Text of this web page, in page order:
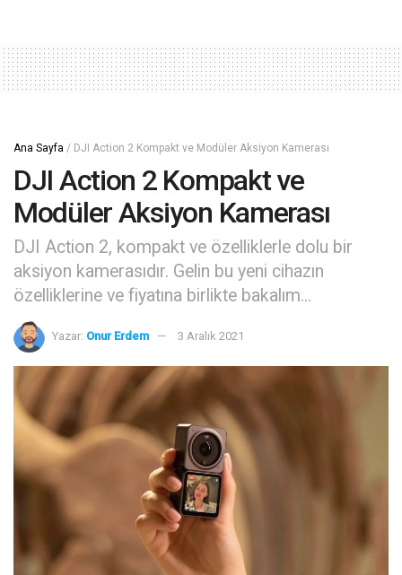
Ana Sayfa / DJI Action 2 Kompakt ve Modüler Aksiyon Kamerası
DJI Action 2 Kompakt ve
Modüler Aksiyon Kamerası
DJI Action 2, kompakt ve özelliklerle dolu bir
aksiyon kamerasıdır. Gelin bu yeni cihazın
özelliklerine ve fiyatına birlikte bakalım...
Yazar: Onur Erdem 3 Aralık 2021